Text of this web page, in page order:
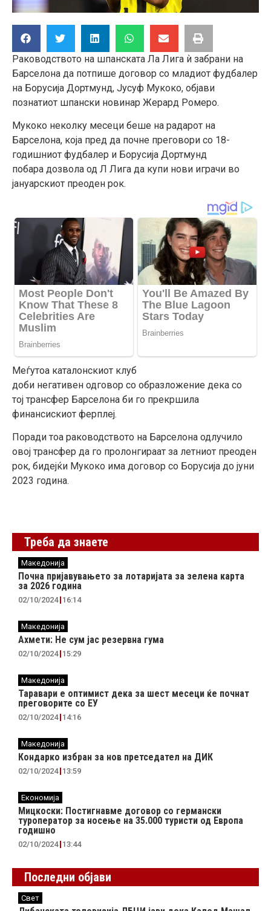
Раководството на шпанската Ла Лига ѝ забрани на
Барселона да потпише договор со младиот фудбалер
на Борусија Дортмунд, Јусуф Мукоко, објави
познатиот шпански новинар Жерард Ромеро.
Мукоко неколку месеци беше на радарот на
Барселона, која пред да почне преговори со 18-
годишниот фудбалер и Борусија Дортмунд
побара дозвола од Л Лига да купи нови играчи во
јануарскиот преоден рок.
Меѓутоа каталонскиот клуб
доби негативен одговор со образложение дека со
тој трансфер Барселона би го прекршила
финансискиот ферплеј.
Поради тоа раководството на Барселона одлучило
овој трансфер да го пролонгираат за летниот преоден
рок, бидејќи Мукоко има договор со Борусија до јуни
2023 година.
Треба да знаете
Македонија
Почна пријавувањето за лотаријата за зелена карта
за 2026 година
02/10/2024 16:14
Македонија
Ахмети: Не сум јас резервна гума
02/10/2024 15:29
Македонија
Таравари e oптимист дека за шест месеци ќе почнат
преговорите со ЕУ
02/10/2024 14:16
Македонија
Кондарко избран за нов претседател на ДИК
02/10/2024 13:59
Економија
Мицкоски: Постигнавме договор со германски
туроператор за носење на 35.000 туристи од Европа
годишно
02/10/2024 13:44
Последни објави
Свет